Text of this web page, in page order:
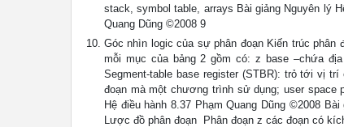
stack, symbol table, arrays Bài giảng Nguyên lý
Quang Dũng ©2008 9
Góc nhìn logic của sự phân đoạn Kiến trúc phân
mỗi mục của bảng 2 gồm có: z base –chứa
Segment-table base register (STBR): trỏ tới vị trí
đoạn mà một chương trình sử dụng; user space
Hệ điều hành 8.37 Phạm Quang Dũng ©2008
Lược đồ phân đoạn  Phân đoạn z các đoạn có